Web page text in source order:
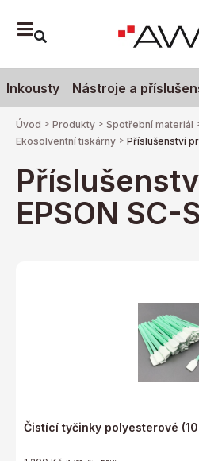
Inkousty Nástroje a
Úvod > Produkty > Spotřební materiál
Ekosolventní tiskárny > Příslušenství
EPSON SC-
Čistící tyčinky polyesterové